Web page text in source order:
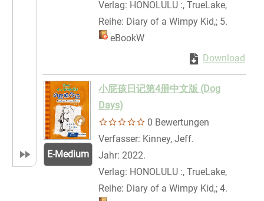
Verlag: HONOLULU :, TrueLake,
Reihe: Diary of a Wimpy Kid,; 5.
Mediengruppe:
eBookW
Zum Download
Download
E-Medium
小屁孩日记第4册中文版 (Dog
Days)
0 Bewertungen
Verfasser: Kinney, Jeff.
Jahr: 2022.
Verlag: HONOLULU :, TrueLake,
Reihe: Diary of a Wimpy Kid,; 4.